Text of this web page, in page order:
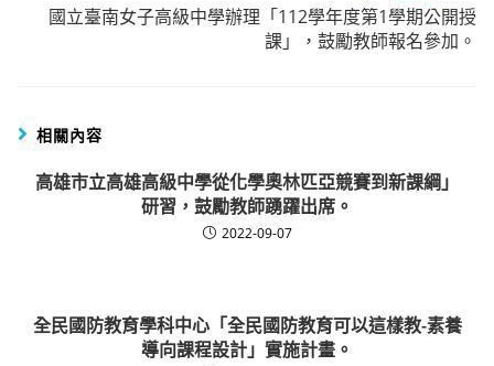
國立臺南女子高級中學辦理「112學年度第1學期公開授
課」，鼓勵教師報名參加。
相關內容
高雄市立高雄高級中學從化學奧林匹亞競賽到新課綱」
研習，鼓勵教師踴躍出席。
2022-09-07
全民國防教育學科中心「全民國防教育可以這樣教-素養
導向課程設計」實施計畫。